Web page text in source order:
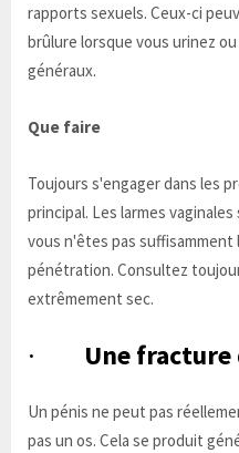
rapports sexuels. Ceux-ci
brûlure lorsque vous urinez
généraux.
Que faire
Toujours s'engager dans les
principal. Les larmes
vous n'êtes pas suffisamment
pénétration. Consultez
extrêmement sec.
· Une fracture
Un pénis ne peut pas
pas un os. Cela se produit